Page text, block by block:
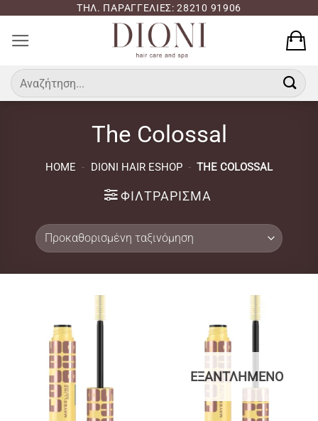
περιεχόμενο
ΤΗΛ. ΠΑΡΑΓΓΕΛΙΕΣ: 28210 91906
Αναζήτηση
για:
The Colossal
HOME - DIONI HAIR ESHOP - THE COLOSSAL
ΦΙΛΤΡΆΡΙΣΜΑ
ΕΞΑΝΤΛΗΜΈΝΟ